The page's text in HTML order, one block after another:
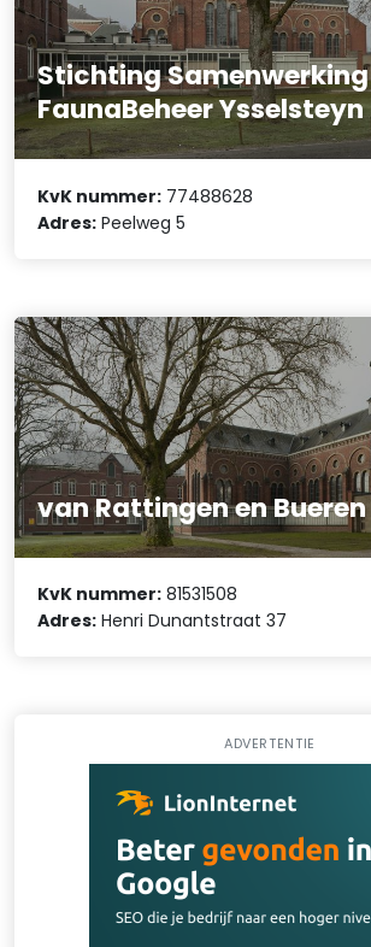
Stichting Samenwerking
FaunaBeheer Ysselsteyn
KvK nummer: 77488628
Adres: Peelweg 5
van Rattingen en Bueren
KvK nummer: 81531508
Adres: Henri Dunantstraat 37
ADVERTENTIE